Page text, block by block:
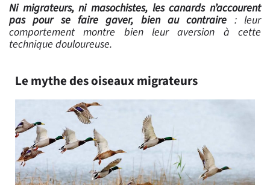
Ni migrateurs, ni masochistes, les canards n’accourent
pas pour se faire gaver, bien au contraire : leur
comportement montre bien leur aversion à cette
technique douloureuse.
Le mythe des oiseaux migrateurs